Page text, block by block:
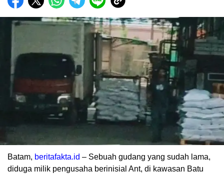
Batam, beritafakta.id – Sebuah gudang yang sudah lama,
diduga milik pengusaha berinisial Ant, di kawasan Batu